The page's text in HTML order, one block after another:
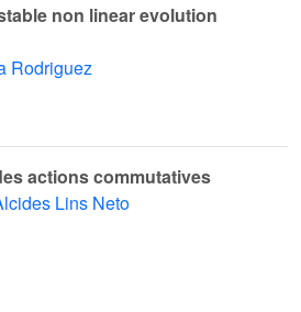
non linear evolution
Rodriguez
actions commutatives
Lins Neto